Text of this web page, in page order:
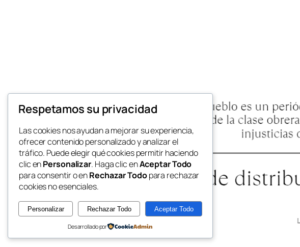
Respetamos su privacidad
Las cookies nos ayudan a mejorar su experiencia,
ofrecer contenido personalizado y analizar el
tráfico. Puede elegir qué cookies permitir haciendo
clic enPersonalizar. Haga clic enAceptar Todo
para consentir o enRechazar Todopara rechazar
cookies no esenciales.
Personalizar Rechazar Todo Aceptar Todo
Desarrollado por